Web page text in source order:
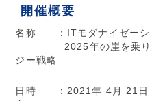
開催概要
名称 ：ITモダナイゼーシ
2025年の崖を乗り越え
ジー戦略
日時 ：2021年 4月 21日